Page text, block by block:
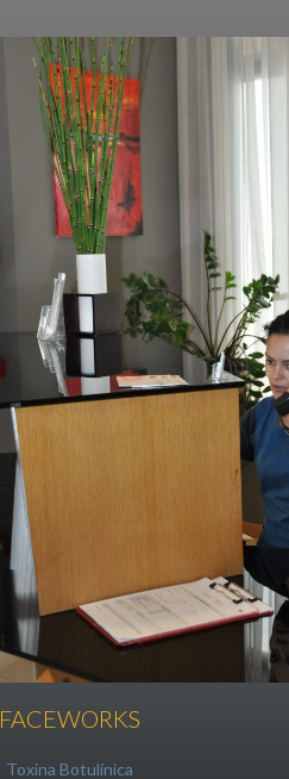
FACEWORKS
Toxina Botulínica